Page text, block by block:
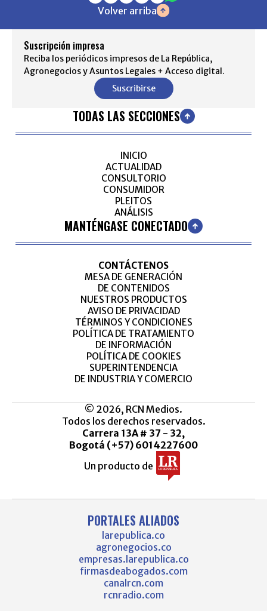
Volver arriba
Suscripción impresa
Reciba los periódicos impresos de La República,
Agronegocios y Asuntos Legales + Acceso digital.
Suscribirse
TODAS LAS SECCIONES
INICIO
ACTUALIDAD
CONSULTORIO
CONSUMIDOR
PLEITOS
ANÁLISIS
MANTÉNGASE CONECTADO
CONTÁCTENOS
MESA DE GENERACIÓN
DE CONTENIDOS
NUESTROS PRODUCTOS
AVISO DE PRIVACIDAD
TÉRMINOS Y CONDICIONES
POLÍTICA DE TRATAMIENTO
DE INFORMACIÓN
POLÍTICA DE COOKIES
SUPERINTENDENCIA
DE INDUSTRIA Y COMERCIO
© 2026, RCN Medios.
Todos los derechos reservados.
Carrera 13A # 37 - 32,
Bogotá (+57) 6014227600
Un producto de
PORTALES ALIADOS
larepublica.co
agronegocios.co
empresas.larepublica.co
firmasdeabogados.com
canalrcn.com
rcnradio.com